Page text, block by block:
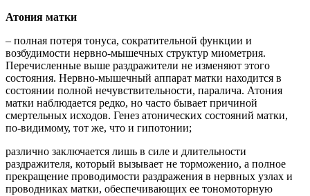
Атония матки
– полная потеря тонуса, сократительной функции и
возбудимости нервно-мышечных структур миометрия.
Перечисленные выше раздражители не изменяют этого
состояния. Нервно-мышечный аппарат матки находится в
состоянии полной нечувствительности, паралича. Атония
матки наблюдается редко, но часто бывает причиной
смертельных исходов. Генез атонических состояний матки,
по-видимому, тот же, что и гипотонии;
различно заключается лишь в силе и длительности
раздражителя, который вызывает не торможенио, а полное
прекращение проводимости раздражения в нервных узлах и
проводниках матки, обеспечивающих ее тономоторную